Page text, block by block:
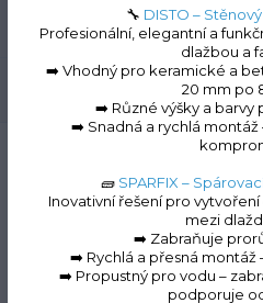
Balkonové lišty do lepidla
Roh k
MINI -
🔧 DISTO –
Profesionální, elegantní a
dlažbou a
➡️ Vhodný pro keramické a
20 mm po
➡️ Různé výšky a barvy
➡️ Snadná a rychlá
🧱 SPARFIX –
Inovativní řešení pro
mezi
➡️ Zabraňuje
➡️ Rychlá a přesná montáž
➡️ Propustný pro vodu –
podporuje